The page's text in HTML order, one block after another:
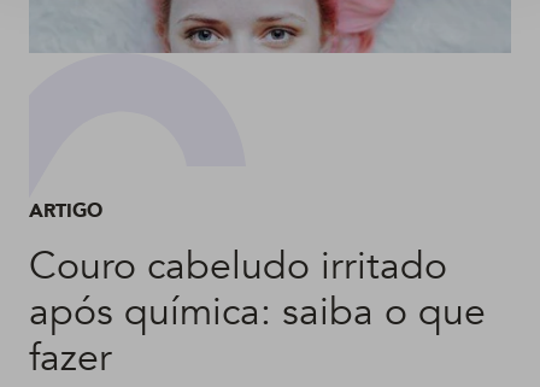
ARTIGO
Couro cabeludo irritado
após química: saiba o que
fazer